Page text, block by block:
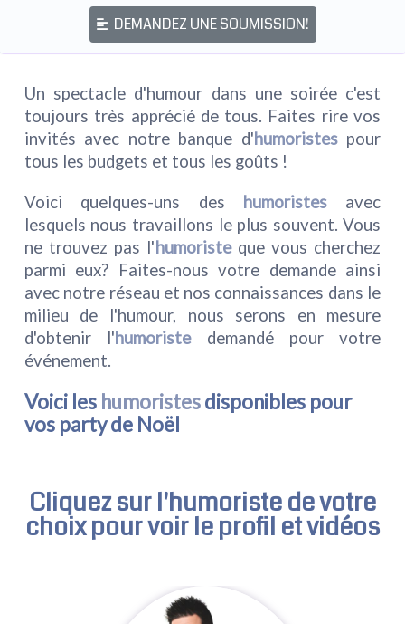
DEMANDEZ UNE SOUMISSION!
Un spectacle d'humour dans une soirée c'est
toujours très apprécié de tous. Faites rire vos
invités avec notre banque d'humoristespour
tous les budgets et tous les goûts !
Voici quelques-uns des humoristesavec
lesquels nous travaillons le plus souvent. Vous
ne trouvez pas l'humoristeque vous cherchez
parmi eux? Faites-nous votre demande ainsi
avec notre réseau et nos connaissances dans le
milieu de l'humour, nous serons en mesure
d'obtenir l'humoristedemandé pour votre
événement.
Voici les humoristesdisponibles pour
vos party de Noël
Cliquez sur l'humoristede votre
choix pour voir le profil et vidéos